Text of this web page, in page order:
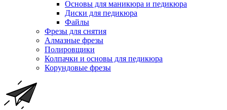
Основы для маникюра и педикюра
Диски для педикюра
Файлы
Фрезы для снятия
Алмазные фрезы
Полировщики
Колпачки и основы для педикюра
Корундовые фрезы